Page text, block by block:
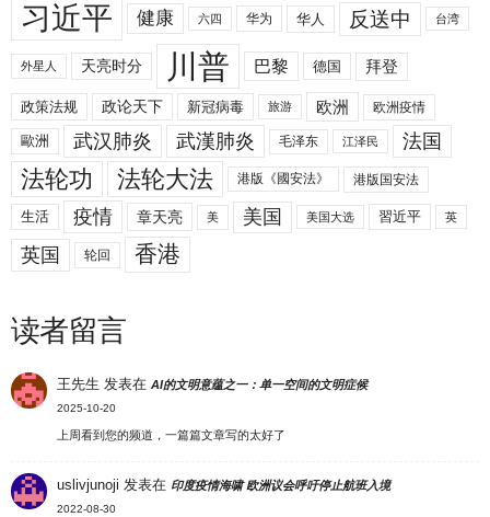
习近平 健康 六四 华为 华人 反送中 台湾
外星人 天亮时分 川普 巴黎 德国 拜登
政策法规 政论天下 新冠病毒 旅游 欧洲 欧洲疫情
歐洲 武汉肺炎 武漢肺炎 毛泽东 江泽民 法国
法轮功 法轮大法 港版《國安法》 港版国安法
生活 疫情 章天亮 美 美国 美国大选 習近平 英
英国 轮回 香港
读者留言
王先生 发表在AI的文明意蕴之一：单一空间的文明症候
2025-10-20
上周看到您的频道，一篇篇文章写的太好了
uslivjunoji 发表在 印度疫情海啸 欧洲议会呼吁停止航班入境
2022-08-30